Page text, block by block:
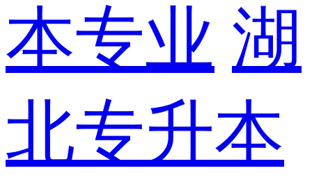
本专业 湖
北专升本